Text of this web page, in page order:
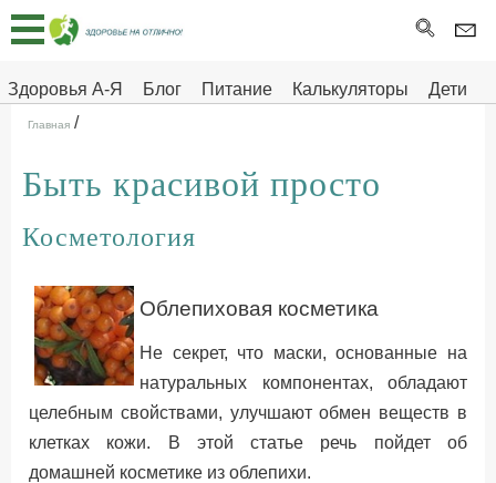
Здоровья А-Я Блог Питание Калькуляторы
Дети
Главная
Тесты
Про
ДЕТЯМ
Главная /
Быть красивой просто
Косметология
Облепиховая косметика
Не секрет, что маски, основанные на
натуральных компонентах, обладают
целебным свойствами, улучшают обмен веществ в
клетках кожи. В этой статье речь пойдет об
домашней косметике из облепихи.